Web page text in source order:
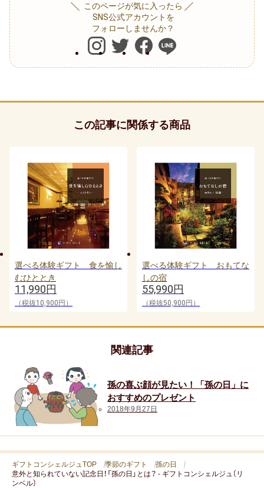
カード式
七夕
クリスマス
お中元
暑中・残暑見舞い
寒中見舞い
お年賀
母の日
父の日
敬老の日
こどもの日
このページが気に入ったら
SNS公式アカウントを
フォローしませんか？
この記事に関係する商品
選べる体験ギフト 食を愉し
むひととき
11,990円
（税抜10,900円）
選べる体験ギフト おもてな
しの宿
55,990円
（税抜50,900円）
関連記事
孫の喜ぶ顔が見たい！「孫の日」に
おすすめのプレゼント
2018年9月27日
ギフトコンシェルジュTOP 季節のギフト
孫の日
意外と知られていない記念日！「孫の日」とは？ - ギフトコンシェルジュ〔リ
ンベル〕